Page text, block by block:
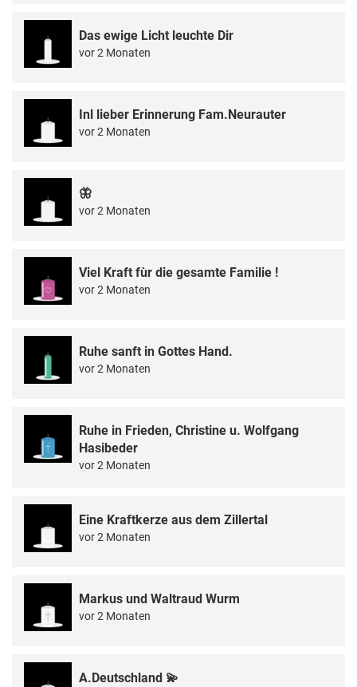
Das ewige Licht leuchte Dir
vor 2 Monaten
Inl lieber Erinnerung Fam.Neurauter
vor 2 Monaten
🦋
vor 2 Monaten
Viel Kraft fùr die gesamte Familie !
vor 2 Monaten
Ruhe sanft in Gottes Hand.
vor 2 Monaten
Ruhe in Frieden, Christine u. Wolfgang
Hasibeder
vor 2 Monaten
Eine Kraftkerze aus dem Zillertal
vor 2 Monaten
Markus und Waltraud Wurm
vor 2 Monaten
A.Deutschland 💫